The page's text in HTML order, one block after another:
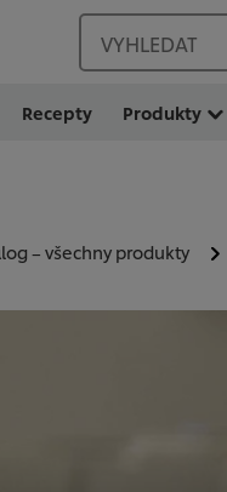
VYHLEDAT
Recepty Produkty
– všechny produkty